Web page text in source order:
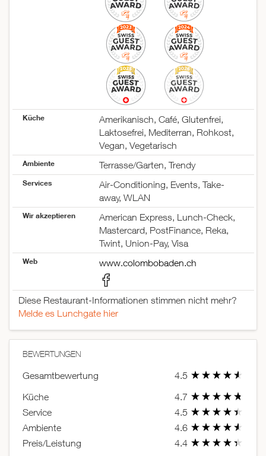
Küche
Amerikanisch, Café, Glutenfrei,
Laktosefrei, Mediterran, Rohkost,
Vegan, Vegetarisch
Ambiente Terrasse/Garten, Trendy
Services
Air-Conditioning, Events, Take-
away, WLAN
Wir akzeptieren
American Express, Lunch-Check,
Mastercard, PostFinance, Reka,
Twint, Union-Pay, Visa
Web www.colombobaden.ch
Diese Restaurant-Informationen stimmen nicht mehr?
Melde es Lunchgate hier
BEWERTUNGEN
Gesamtbewertung
4.5
Küche
4.7
Service
4.5
Ambiente
4.6
Preis/Leistung
4.4